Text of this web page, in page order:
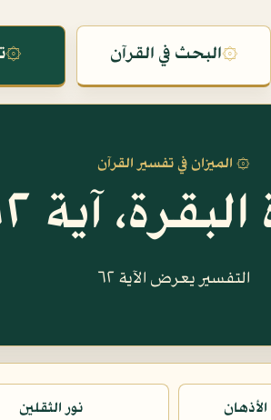
۞البحث في القرآن ۞
۞ الميزان في تفسير القرآن
آية ٦٢
التفسير يعرض الآية ٦٢
نور الثقلين